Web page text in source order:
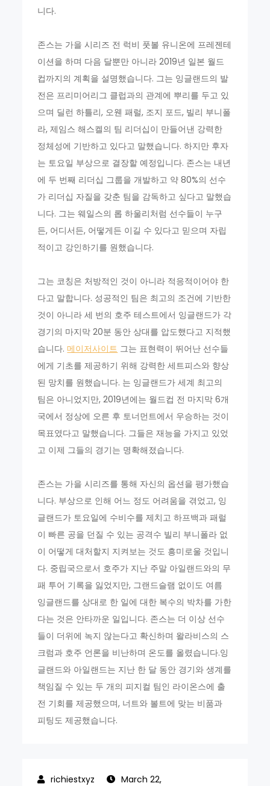
니다.
존스는 가을 시리즈 전 럭비 풋볼 유니온에 프레젠테
이션을 하며 다음 달뿐만 아니라 2019년 일본 월드
컵까지의 계획을 설명했습니다. 그는 잉글랜드의 발
전은 프리미어리그 클럽과의 관계에 뿌리를 두고 있
으며 딜런 하틀리, 오웬 패럴, 조지 포드, 빌리 부니폴
라, 제임스 해스켈의 팀 리더십이 만들어낸 강력한
정체성에 기반하고 있다고 말했습니다. 하지만 후자
는 토요일 부상으로 결장할 예정입니다. 존스는 내년
에 두 번째 리더십 그룹을 개발하고 약 80%의 선수
가 리더십 자질을 갖춘 팀을 감독하고 싶다고 말했습
니다. 그는 웨일스의 롭 하울리처럼 선수들이 누구
든, 어디서든, 어떻게든 이길 수 있다고 믿으며 자립
적이고 강인하기를 원했습니다.
그는 코칭은 처방적인 것이 아니라 적응적이어야 한
다고 말합니다. 성공적인 팀은 최고의 조건에 기반한
것이 아니라 세 번의 호주 테스트에서 잉글랜드가 각
경기의 마지막 20분 동안 상대를 압도했다고 지적했
습니다.메이저사이트 그는 표현력이 뛰어난 선수들
에게 기초를 제공하기 위해 강력한 세트피스와 향상
된 망치를 원했습니다. 는 잉글랜드가 세계 최고의
팀은 아니었지만, 2019년에는 월드컵 전 마지막 6개
국에서 정상에 오른 후 토너먼트에서 우승하는 것이
목표였다고 말했습니다. 그들은 재능을 가지고 있었
고 이제 그들의 경기는 명확해졌습니다.
존스는 가을 시리즈를 통해 자신의 옵션을 평가했습
니다. 부상으로 인해 어느 정도 어려움을 겪었고, 잉
글랜드가 토요일에 수비수를 제치고 하프백과 패럴
이 빠른 공을 던질 수 있는 공격수 빌리 부니폴라 없
이 어떻게 대처할지 지켜보는 것도 흥미로울 것입니
다. 중립국으로서 호주가 지난 주말 아일랜드와의 무
패 투어 기록을 잃었지만, 그랜드슬램 없이도 여름
잉글랜드를 상대로 한 일에 대한 복수의 박차를 가한
다는 것은 안타까운 일입니다. 존스는 더 이상 선수
들이 더위에 녹지 않는다고 확신하며 왈라비스의 스
크럼과 호주 언론을 비난하며 온도를 올렸습니다.잉
글랜드와 아일랜드는 지난 한 달 동안 경기와 생계를
책임질 수 있는 두 개의 피지컬 팀인 라이온스에 출
전 기회를 제공했으며, 너트와 볼트에 맞는 비품과
피팅도 제공했습니다.
March 22,